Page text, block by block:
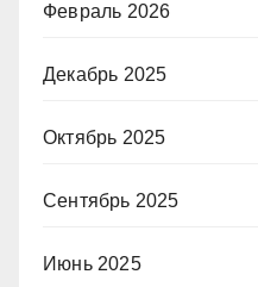
Февраль 2026
Декабрь 2025
Октябрь 2025
Сентябрь 2025
Июнь 2025